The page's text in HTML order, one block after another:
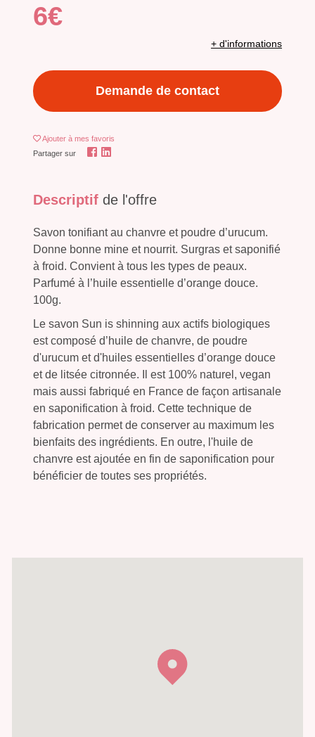
6€
+ d'informations
Demande de contact
Ajouter à mes favoris
Partager sur
Descriptif de l'offre
Savon tonifiant au chanvre et poudre d’urucum.
Donne bonne mine et nourrit. Surgras et saponifié
à froid. Convient à tous les types de peaux.
Parfumé à l’huile essentielle d’orange douce.
100g.
Le savon Sun is shinning aux actifs biologiques
est composé d’huile de chanvre, de poudre
d'urucum et d'huiles essentielles d’orange douce
et de litsée citronnée. Il est 100% naturel, vegan
mais aussi fabriqué en France de façon artisanale
en saponification à froid. Cette technique de
fabrication permet de conserver au maximum les
bienfaits des ingrédients. En outre, l'huile de
chanvre est ajoutée en fin de saponification pour
bénéficier de toutes ses propriétés.